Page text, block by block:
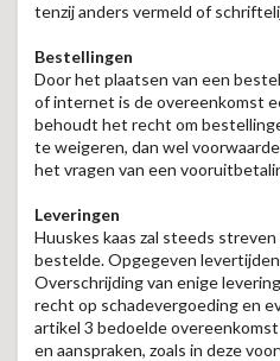
tenzij anders vermeld of
Bestellingen
Door het plaatsen van een
of internet is de overeenkomst
behoudt het recht om
te weigeren, dan wel
het vragen van een
Leveringen
Huuskes kaas zal steeds
bestelde. Opgegeven
Overschrijding van enige
recht op schadevergoeding en
artikel 3 bedoelde
en aanspraken, zoals in deze